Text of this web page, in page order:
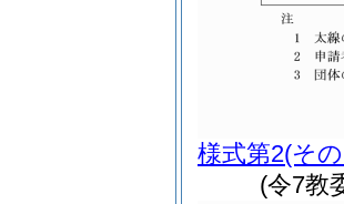
様式第2(そ
(令7教